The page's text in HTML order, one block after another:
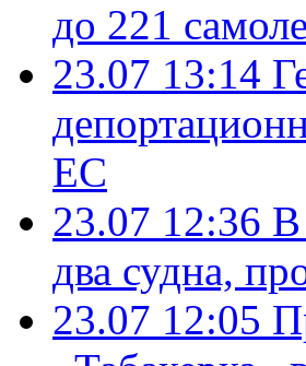
до 221
23.07 13:14
ЕС
23.07 12:36 В
два судна,
23.07 12:05